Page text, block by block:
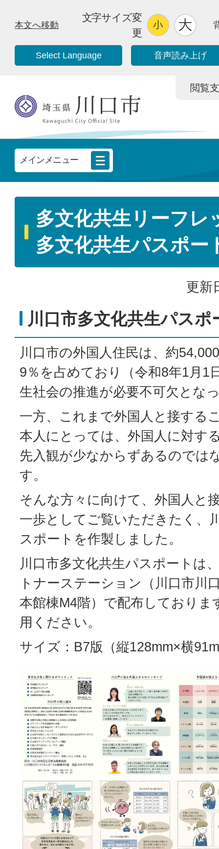
本文へ移動
文字サイズ変
更
Select Language 音声読み上げ
閲覧
メインメニュー
多文化共生リーフレ
多文化共生パスポー
更新
川口市多文化共生パス
川口市の外国人住民は、約
9％を占めており（令和8年1月1
生社会の推進が必要不可欠とな
一方、これまで外国人と接する
本人にとっては、外国人に対す
先入観が少なからずあるのでは
す。
そんな方々に向けて、外国人と
一歩としてご覧いただきたく、
スポートを作製しました。
川口市多文化共生パスポートは
トナーステーション（川口市川
本館棟M4階）で配布しておりま
用ください。
サイズ：B7版（縦128mm×横